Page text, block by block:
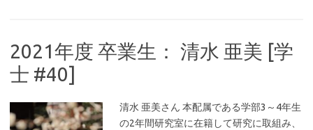
2021年度 卒業生： 清水 亜美 [学
士 #40]
清水 亜美さん 本配属である学部3～4年生
の2年間研究室に在籍して研究に取組み、